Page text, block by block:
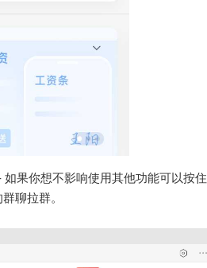
果你想不影响使用其他功能可以按住
聊拉群。